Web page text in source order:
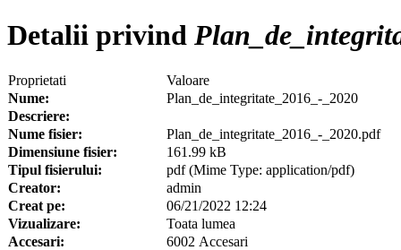
Detalii privind
Proprietati
Valoare
Nume:
Plan_de_integritate_2016_-_2020
Descriere:
Nume fisier:
Plan_de_integritate_2016_-_2020.pdf
Dimensiune fisier:
161.99 kB
Tipul fisierului:
pdf (Mime Type: application/pdf)
Creator:
admin
Creat pe:
06/21/2022 12:24
Vizualizare:
Toata lumea
Accesari:
6002 Accesari